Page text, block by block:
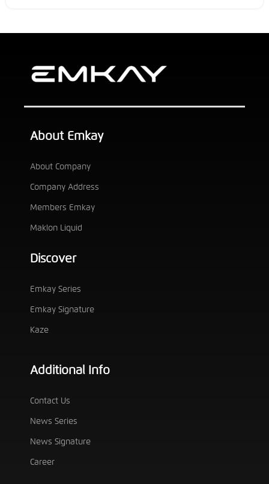
About Emkay
About Company
Company Address
Members Emkay
Maklon Liquid
Discover
Emkay Series
Emkay Signature
Kaze
Additional Info
Contact Us
News Series
News Signature
Career